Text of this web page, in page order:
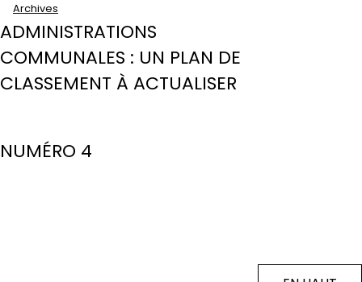
Archives
ADMINISTRATIONS
COMMUNALES : UN PLAN DE
CLASSEMENT À ACTUALISER
NUMÉRO 4